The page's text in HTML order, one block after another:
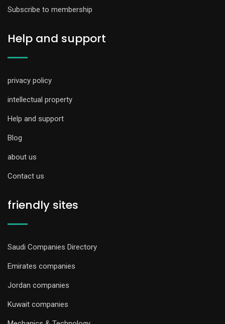
Subscribe to membership
Help and support
privacy policy
intellectual property
Help and support
Blog
about us
Contact us
friendly sites
Saudi Companies Directory
Emirates companies
Jordan companies
Kuwait companies